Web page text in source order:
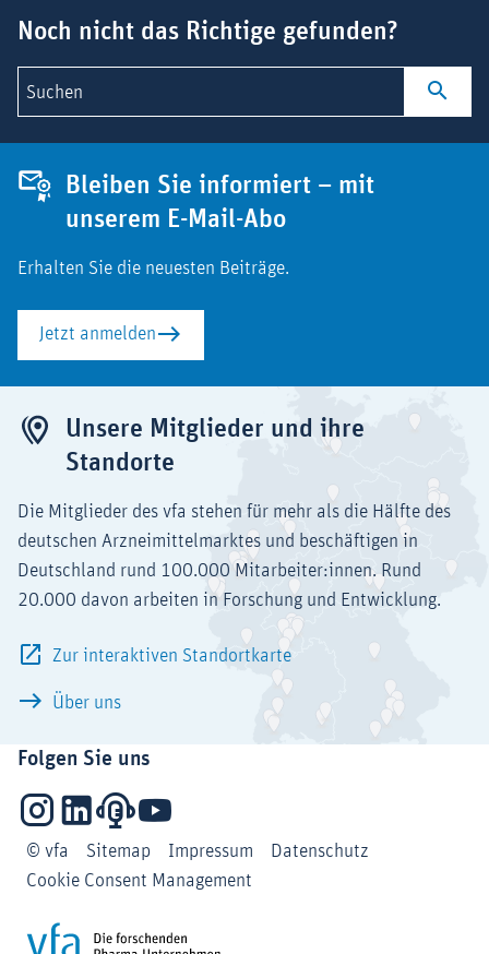
Noch nicht das Richtige gefunden?
Suchen
Bleiben Sie informiert – mit
unserem E-Mail-Abo
Erhalten Sie die neuesten Beiträge.
Jetzt anmelden
Unsere Mitglieder und ihre
Standorte
Die Mitglieder des vfa stehen für mehr als die Hälfte des
deutschen Arzneimittelmarktes und beschäftigen in
Deutschland rund 100.000 Mitarbeiter:innen. Rund
20.000 davon arbeiten in Forschung und Entwicklung.
Zur interaktiven Standortkarte
Über uns
Folgen Sie uns
InstagramLinkedInPodcastsYouTube
© vfa
Sitemap Impressum
Datenschutz
Cookie Consent Management